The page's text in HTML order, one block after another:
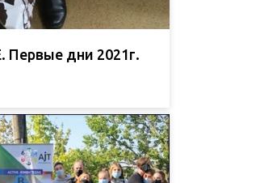
дни 2021г.